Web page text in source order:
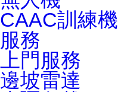
CAAC訓練機
服務
上門服務
邊坡雷達